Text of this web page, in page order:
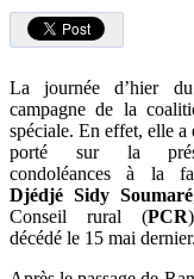
La journée d’hier
campagne de la
spéciale. En effet, elle a
porté sur la
condoléances à la
Djédjé Sidy Soumaré
Conseil rural (PCR
décédé le 15 mai dernier.